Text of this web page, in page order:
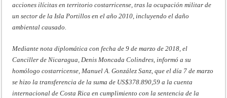
acciones ilícitas en territorio costarricense, tras la ocupación militar de
un sector de la Isla Portillos en el año 2010, incluyendo el daño
ambiental causado.
Mediante nota diplomática con fecha de 9 de marzo de 2018, el
Canciller de Nicaragua, Denis Moncada Colindres, informó a su
homólogo costarricense, Manuel A. González Sanz, que el día 7 de marzo
se hizo la transferencia de la suma de US$378.890,59 a la cuenta
internacional de Costa Rica en cumplimiento con la sentencia de la